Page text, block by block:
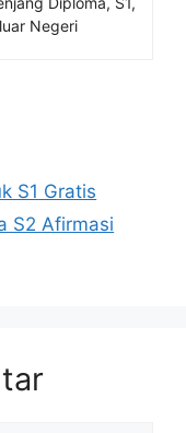
Negeri
S1 Gratis
S2 Afirmasi